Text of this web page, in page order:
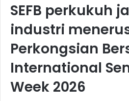
SEFB perkukuh
industri
Perkongsian
International
Week 2026